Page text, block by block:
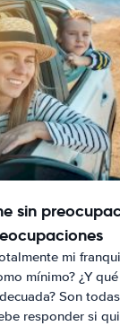
sin
mi
mínimo? ¿Y
Son
responder si